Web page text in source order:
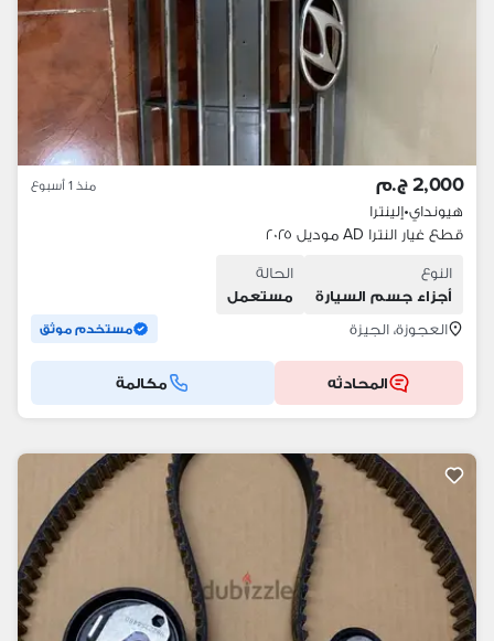
2,000 ج.م منذ 1 أسبوع
هيونداي•إلينترا
قطع غيار النترا AD موديل ٢٠٢٥
النوع
أجزاء جسم السيارة
الحالة
مستعمل
العجوزة، الجيزة
مستخدم موثق
المحادثه مكالمة